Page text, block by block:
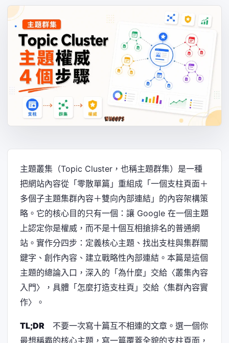
主題叢集（Topic Cluster，也稱主題群集）是一種
把網站內容從「零散單篇」重組成「一個支柱頁面＋
多個子主題集群內容＋雙向內部連結」的內容架構策
略。它的核心目的只有一個：讓 Google 在一個主題
上認定你是權威，而不是十個互相搶排名的普通網
站。實作分四步：定義核心主題、找出支柱與集群關
鍵字、創作內容、建立戰略性內部連結。本篇是這個
主題的總論入口，深入的「為什麼」交給〈叢集內容
入門〉，具體「怎麼打造支柱頁」交給〈集群內容實
作〉。
TL;DR 不要一次寫十篇互不相連的文章。選一個你
最想稱霸的核心主題，寫一篇覆蓋全貌的支柱頁面，